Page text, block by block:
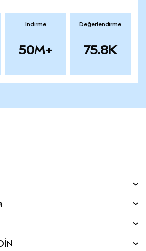
İndirme
50M+
Değerlendirme
75.8K